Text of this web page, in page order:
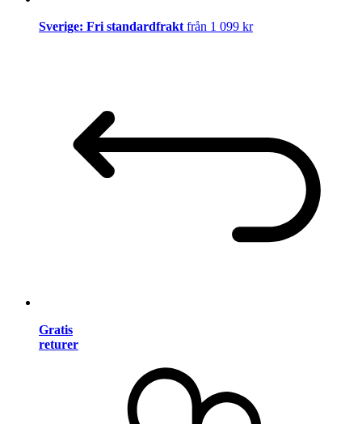
Sverige: Fri standardfrakt från 1 099 kr
Gratis
returer